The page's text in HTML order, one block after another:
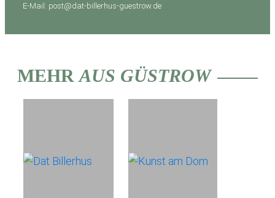
E-Mail: post@dat-billerhus-guestrow.de
MEHRAUS GÜSTROW